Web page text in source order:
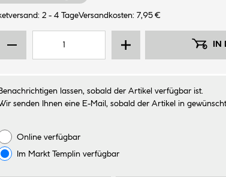
2 - 4 TageVersandkosten: 7,95 €
lassen, sobald der Artikel verfügbar ist.
senden Ihnen eine E-Mail, sobald der Artikel in
Online verfügbar
Im Markt Templin verfügbar